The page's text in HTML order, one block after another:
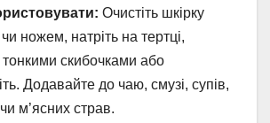
Очистіть шкірку
ножем, натріть на тертці,
тонкими скибочками або
Додавайте до чаю, смузі, супів,
м’ясних страв.